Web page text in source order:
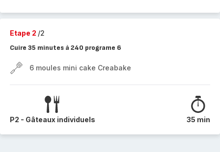
Etape 2 /2
Cuire 35 minutes à 240 programe 6
6 moules mini cake Creabake
P2 - Gâteaux individuels 35 min